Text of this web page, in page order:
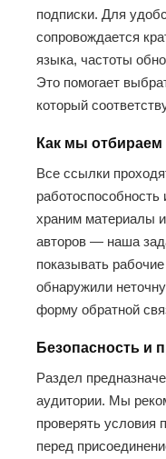
подписки. Для
сопровождается
языка, частоты
Это помогает
который
Как мы
Все ссылки
храним материалы
авторов — наша
показывать
обнаружили
форму обратной
Безопасность и
Раздел
аудитории. Мы
проверять условия
перед